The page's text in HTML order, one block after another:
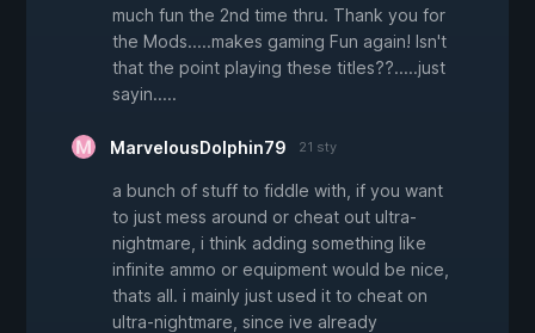
much fun the 2nd time thru. Thank you for
the Mods.....makes gaming Fun again! Isn't
that the point playing these titles??.....just
sayin.....
MarvelousDolphin79 21 sty
a bunch of stuff to fiddle with, if you want
to just mess around or cheat out ultra-
nightmare, i think adding something like
infinite ammo or equipment would be nice,
thats all. i mainly just used it to cheat on
ultra-nightmare, since ive already